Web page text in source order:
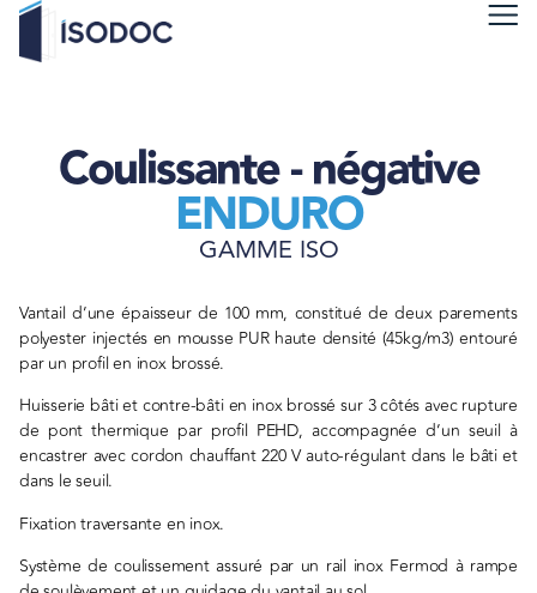
Coulissante - négative
ENDURO
GAMME ISO
Vantail d’une épaisseur de 100 mm, constitué de deux parements
polyester injectés en mousse PUR haute densité (45kg/m3) entouré
par un profil en inox brossé.
Huisserie bâti et contre-bâti en inox brossé sur 3 côtés avec rupture
de pont thermique par profil PEHD, accompagnée d’un seuil à
encastrer avec cordon chauffant 220 V auto-régulant dans le bâti et
dans le seuil.
Fixation traversante en inox.
Système de coulissement assuré par un rail inox Fermod à rampe